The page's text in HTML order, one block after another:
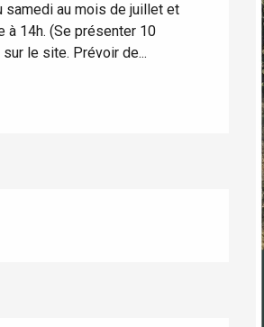
samedi au mois de juillet et
à 14h. (Se présenter 10
le site. Prévoir de...